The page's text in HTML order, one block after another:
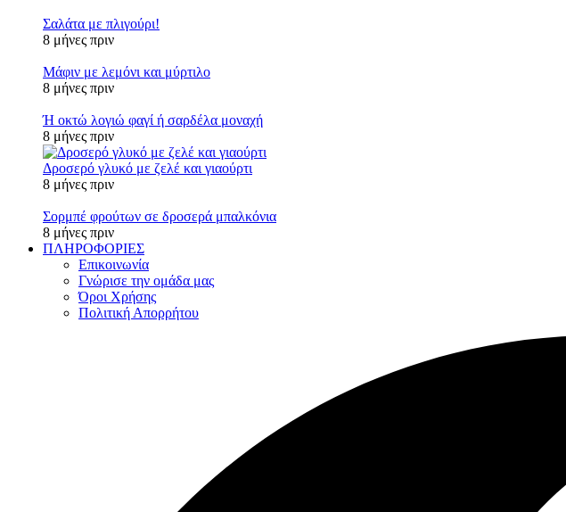
Σαλάτα με πλιγούρι!
8 μήνες πριν
Μάφιν με λεμόνι και μύρτιλο
8 μήνες πριν
Ή οκτώ λογιώ φαγί ή σαρδέλα μοναχή
8 μήνες πριν
Δροσερό γλυκό με ζελέ και γιαούρτι
8 μήνες πριν
Σορμπέ φρούτων σε δροσερά μπαλκόνια
8 μήνες πριν
ΠΛΗΡΟΦΟΡΙΕΣ
Επικοινωνία
Γνώρισε την ομάδα μας
Όροι Χρήσης
Πολιτική Απορρήτου